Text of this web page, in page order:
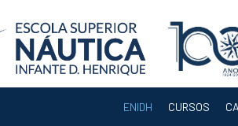
ENIDH CURSOS